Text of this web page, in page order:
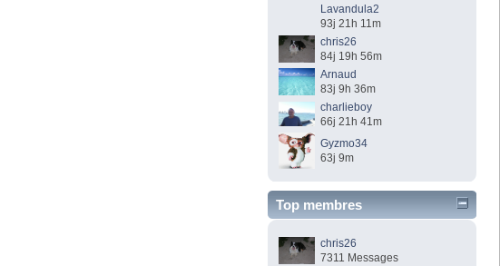
Lavandula2
93j 21h 11m
chris26
84j 19h 56m
Arnaud
83j 9h 36m
charlieboy
66j 21h 41m
Gyzmo34
63j 9m
Top membres
chris26
7311 Messages